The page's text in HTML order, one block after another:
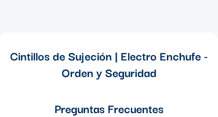
Cintillos de Sujeción | Electro Enchufe -
Orden y Seguridad
Preguntas Frecuentes